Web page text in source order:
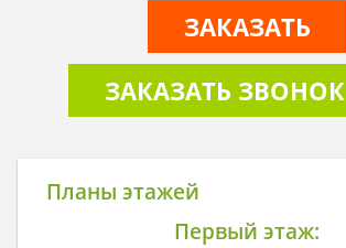
ЗАКАЗАТЬ
ЗАКАЗАТЬ ЗВОНОК
Планы этажей
Первый этаж: